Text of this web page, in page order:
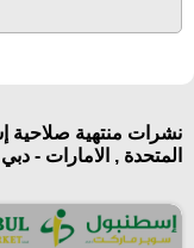
نشرات منتهية صلاحية
المتحدة , الامارات - دبي